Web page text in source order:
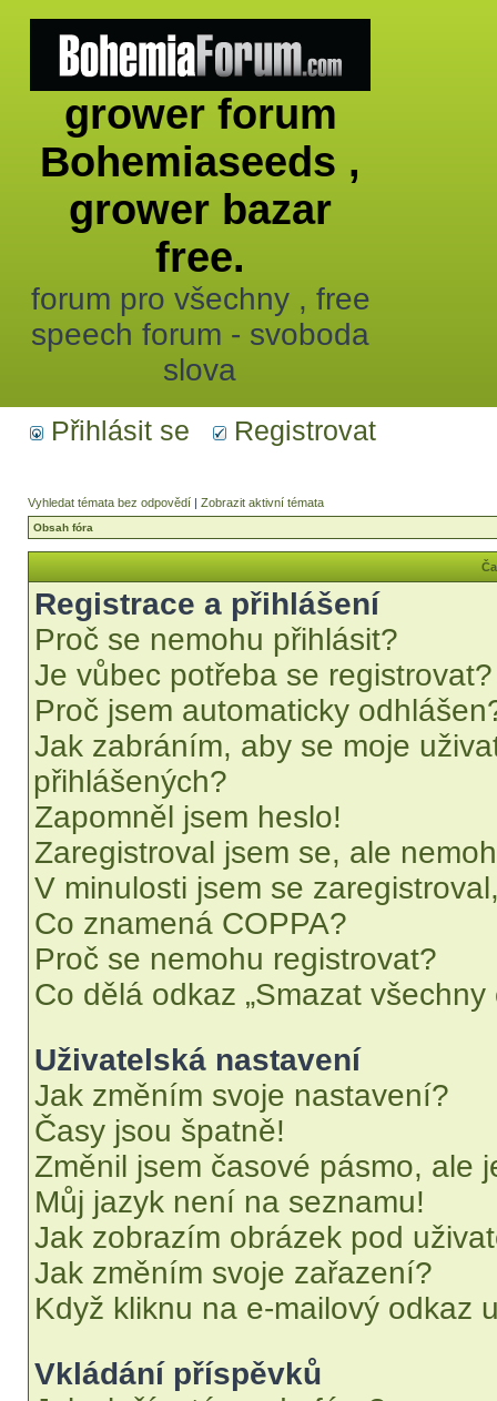
grower forum
Bohemiaseeds ,
grower bazar
free.
forum pro všechny , free
speech forum - svoboda
slova
Přihlásit se Registrovat
Vyhledat témata bez odpovědí | Zobrazit aktivní témata
Obsah fóra
Registrace a přihlášení
Proč se nemohu přihlásit?
Je vůbec potřeba se registrovat?
Proč jsem automaticky
Jak zabráním, aby se moje
přihlášených?
Zapomněl jsem heslo!
Zaregistroval jsem se, ale
V minulosti jsem se
Co znamená COPPA?
Proč se nemohu registrovat?
Co dělá odkaz „Smazat všechny
Uživatelská nastavení
Jak změním svoje nastavení?
Časy jsou špatně!
Změnil jsem časové pásmo, ale
Můj jazyk není na seznamu!
Jak zobrazím obrázek pod
Jak změním svoje zařazení?
Když kliknu na e-mailový odkaz
Vkládání příspěvků